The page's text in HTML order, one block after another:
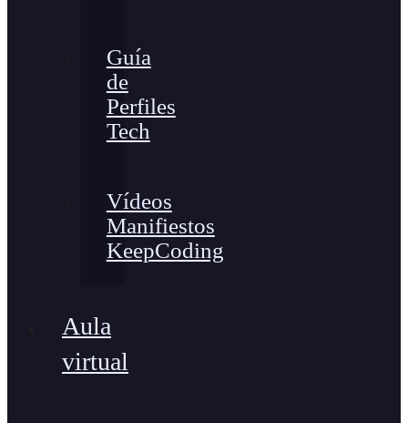
Guía
de
Perfiles
Tech
Vídeos
Manifiestos
KeepCoding
Aula
virtual